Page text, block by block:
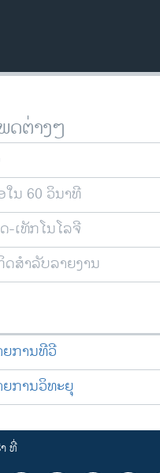
າຍສຽງ
າ ທີ່
ໆ
ດຕ່າງໆ
ໃນ 60 ວິນາທີ
-ເທັກໂນໂລຈີ
ດສຳລັບລາຍງານ
ຍການທີວີ
ຍການວິທະຍຸ
ທີ່